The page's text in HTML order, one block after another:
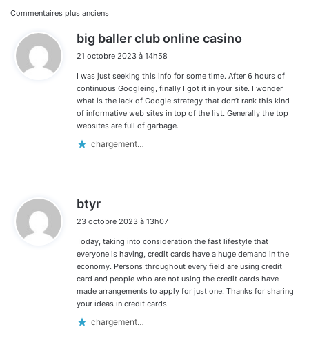
Navigation
dans
les
commentaires
Commentaires plus anciens
big baller club online casino
:
21 octobre 2023 à 14h58
I was just seeking this info for some time. After 6 hours of
continuous Googleing, finally I got it in your site. I wonder
what is the lack of Google strategy that don’t rank this kind
of informative web sites in top of the list. Generally the top
websites are full of garbage.
chargement…
btyr
t
:
23 octobre 2023 à 13h07
Today, taking into consideration the fast lifestyle that
everyone is having, credit cards have a huge demand in the
economy. Persons throughout every field are using credit
card and people who are not using the credit cards have
made arrangements to apply for just one. Thanks for sharing
your ideas in credit cards.
chargement…